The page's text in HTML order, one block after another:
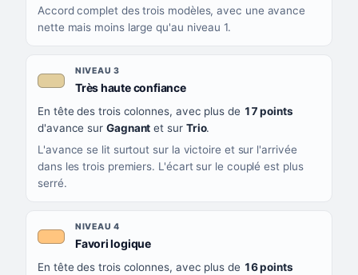
Accord complet des trois modèles, avec une avance
nette mais moins large qu'au niveau 1.
NIVEAU 3
Très haute confiance, couleur beige
En tête des trois colonnes, avec plus de 17 points
d'avance sur Gagnant et sur Trio.
L'avance se lit surtout sur la victoire et sur l'arrivée
dans les trois premiers. L'écart sur le couplé est plus
serré.
NIVEAU 4
Favori logique, couleur orange clair
En tête des trois colonnes, avec plus de 16 points